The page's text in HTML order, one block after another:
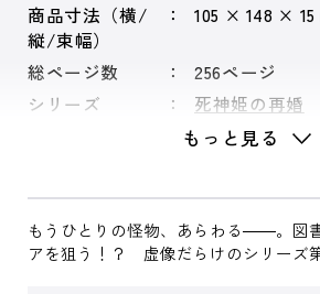
商品寸法（横/
縦/束幅）
105 × 148 × 15
総ページ数
256ページ
シリーズ
死神姫の再婚
もっと見る
もうひとりの怪物、あらわる――。図
アを狙う！？ 虚像だらけのシリーズ